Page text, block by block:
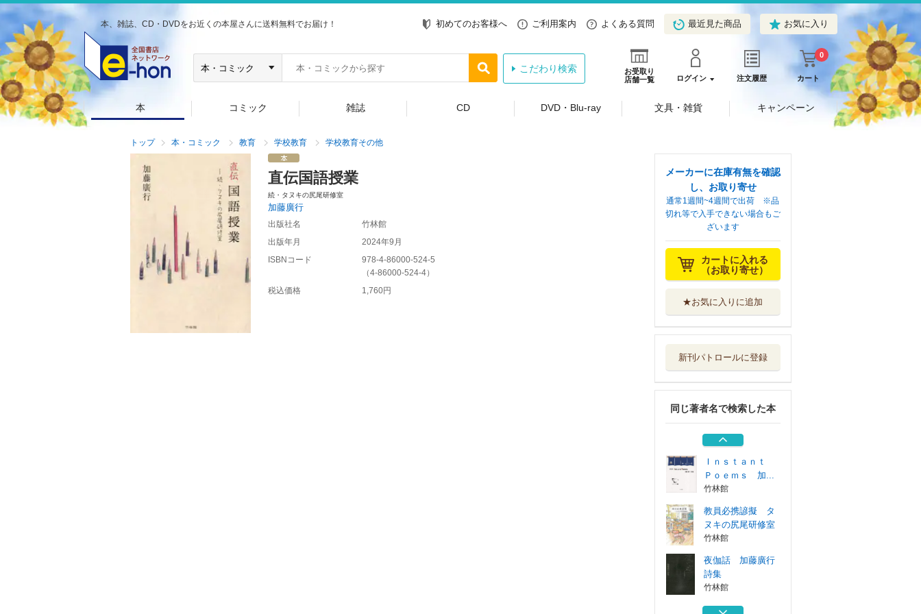
本、雑誌、CD・DVDをお近くの本屋さんに送料無料でお届け！ 初めてのお客様へ ご利用案内 よくある質問 最近見た商品 お気に入り
お受取り
店舗一覧
ログイン 注文履歴 カート
0
こだわり検索
本 コミック 雑誌 CD DVD・Blu-ray 文具・雑貨 キャンペーン
トップ 本・コミック 教育 学校教育 学校教育その他
直伝国語授業
続・タヌキの尻尾研修室
加藤廣行
出版社名
竹林館
出版年月
2024年9月
ISBNコード
978-4-86000-524-5
（4-86000-524-4）
税込価格
1,760円
メーカーに在庫有無を確認
し、お取り寄せ
通常1週間~4週間で出荷 ※品
切れ等で入手できない場合もご
ざいます
カートに入れる
（お取り寄せ）
★お気に入りに追加
新刊パトロールに登録
同じ著者名で検索した本
夜伽話 加藤廣行
詩集
新体詩の現在 加
竹林館
歌のかけら星の杯
加藤廣行詩集
竹林館
Ｉｎｓｔａｎｔ
Ｐｏｅｍｓ 加...
竹林館
教員必携諺擬 タ
ヌキの尻尾研修室
竹林館
夜伽話 加藤廣行
詩集
竹林館
新体詩の現在 加